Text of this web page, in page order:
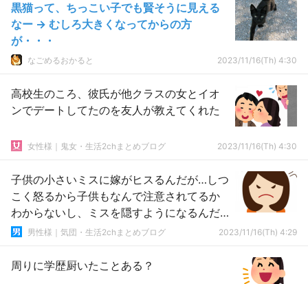
黒猫って、ちっこい子でも賢そうに見える
なー → むしろ大きくなってからの方
が・・・
なごめるおかると 2023/11/16(Th) 4:30
高校生のころ、彼氏が他クラスの女とイオ
ンでデートしてたのを友人が教えてくれた
女性様｜鬼女・生活2chまとめブログ 2023/11/16(Th) 4:30
子供の小さいミスに嫁がヒスるんだが…しつ
こく怒るから子供もなんで注意されてるか
わからないし、ミスを隠すようになるんだ
よな男性様｜気団・生活2chまとめブログ 2023/11/16(Th) 4:29
周りに学歴厨いたことある？